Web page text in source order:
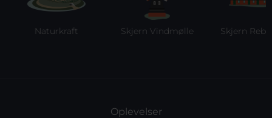
Naturkraft Skjern Vindmølle Skjern
Oplevelser